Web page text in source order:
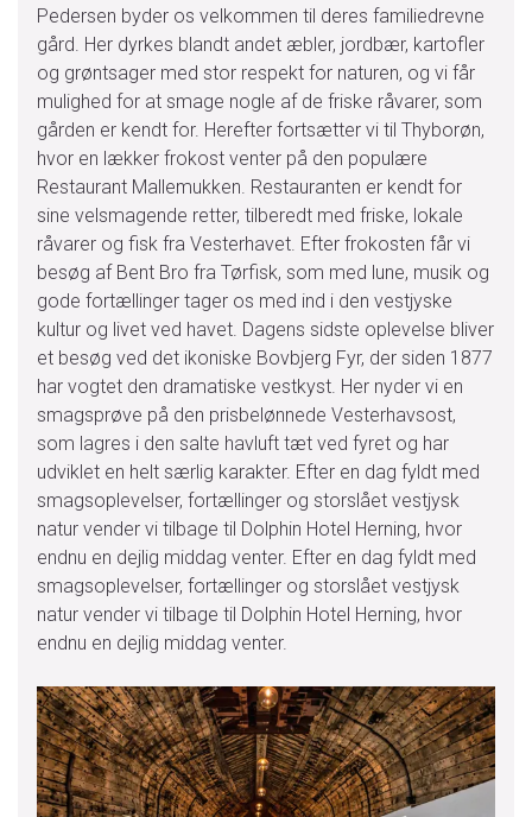
Pedersen byder os velkommen til deres familiedrevne
gård. Her dyrkes blandt andet æbler, jordbær, kartofler
og grøntsager med stor respekt for naturen, og vi får
mulighed for at smage nogle af de friske råvarer, som
gården er kendt for. Herefter fortsætter vi til Thyborøn,
hvor en lækker frokost venter på den populære
Restaurant Mallemukken. Restauranten er kendt for
sine velsmagende retter, tilberedt med friske, lokale
råvarer og fisk fra Vesterhavet. Efter frokosten får vi
besøg af Bent Bro fra Tørfisk, som med lune, musik og
gode fortællinger tager os med ind i den vestjyske
kultur og livet ved havet. Dagens sidste oplevelse bliver
et besøg ved det ikoniske Bovbjerg Fyr, der siden 1877
har vogtet den dramatiske vestkyst. Her nyder vi en
smagsprøve på den prisbelønnede Vesterhavsost,
som lagres i den salte havluft tæt ved fyret og har
udviklet en helt særlig karakter. Efter en dag fyldt med
smagsoplevelser, fortællinger og storslået vestjysk
natur vender vi tilbage til Dolphin Hotel Herning, hvor
endnu en dejlig middag venter. Efter en dag fyldt med
smagsoplevelser, fortællinger og storslået vestjysk
natur vender vi tilbage til Dolphin Hotel Herning, hvor
endnu en dejlig middag venter.